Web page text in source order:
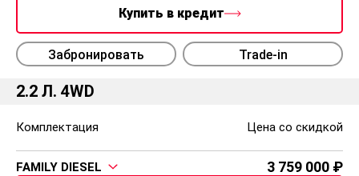
Купить в кредит
Забронировать Trade-in
2.2 Л. 4WD
Комплектация Цена со скидкой
FAMILY DIESEL 3 759 000